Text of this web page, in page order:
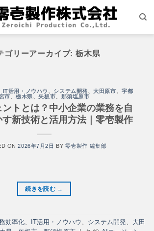
ゴリーアーカイブ:栃木県
IT活用・ノウハウ 、 システム開発、大田原市、宇都
市、栃木県、矢板市、 那須塩原市
トとは？中小企業の業務を自
新技術と活用方法｜零壱製作
ON2026年7月2日 BY 零壱製作 編集部
続きを読む →
効率化 IT活用・ノウハウ システム開発
大田